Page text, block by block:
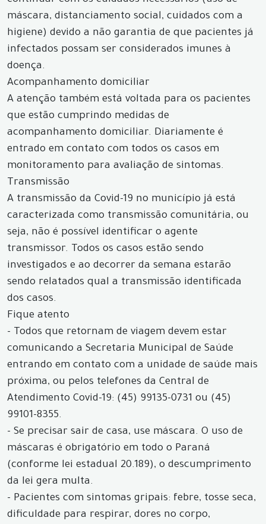
máscara, distanciamento social, cuidados com a
higiene) devido a não garantia de que pacientes já
infectados possam ser considerados imunes à
doença.
Acompanhamento domiciliar
A atenção também está voltada para os pacientes
que estão cumprindo medidas de
acompanhamento domiciliar. Diariamente é
entrado em contato com todos os casos em
monitoramento para avaliação de sintomas.
Transmissão
A transmissão da Covid-19 no município já está
caracterizada como transmissão comunitária, ou
seja, não é possível identificar o agente
transmissor. Todos os casos estão sendo
investigados e ao decorrer da semana estarão
sendo relatados qual a transmissão identificada
dos casos.
Fique atento
- Todos que retornam de viagem devem estar
comunicando a Secretaria Municipal de Saúde
entrando em contato com a unidade de saúde mais
próxima, ou pelos telefones da Central de
Atendimento Covid-19: (45) 99135-0731 ou (45)
99101-8355.
- Se precisar sair de casa, use máscara. O uso de
máscaras é obrigatório em todo o Paraná
(conforme lei estadual 20.189), o descumprimento
da lei gera multa.
- Pacientes com sintomas gripais: febre, tosse seca,
dificuldade para respirar, dores no corpo,